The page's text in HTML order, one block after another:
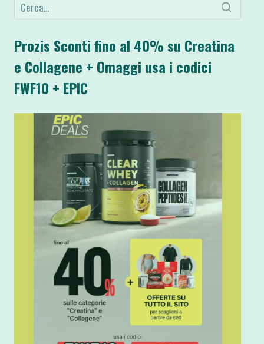
Prozis Sconti fino al 40% su Creatina
e Collagene + Omaggi usa i codici
FWF10 + EPIC